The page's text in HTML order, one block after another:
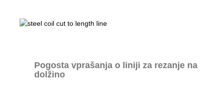
Pogosta vprašanja o liniji za rezanje na
dolžino